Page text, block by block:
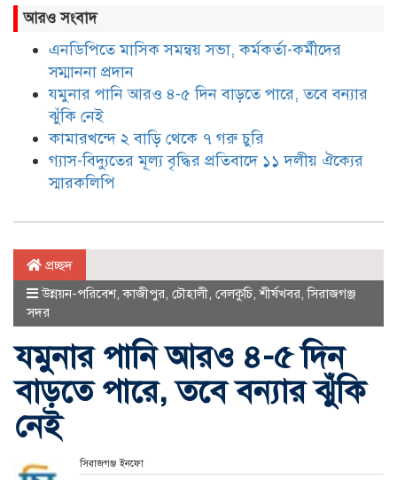
আরও সংবাদ
এনডিপিতে মাসিক সমন্বয় সভা, কর্মকর্তা-কর্মীদের
সম্মাননা প্রদান
যমুনার পানি আরও ৪-৫ দিন বাড়তে পারে, তবে বন্যার
ঝুঁকি নেই
কামারখন্দে ২ বাড়ি থেকে ৭ গরু চুরি
গ্যাস-বিদ্যুতের মূল্য বৃদ্ধির প্রতিবাদে ১১ দলীয় ঐক্যের
স্মারকলিপি
প্রচ্ছদ
উন্নয়ন-পরিবেশ,কাজীপুর, চৌহালী, বেলকুচি,শীর্ষখবর,সিরাজগঞ্জ
সদর
যমুনার পানি আরও ৪-৫ দিন
বাড়তে পারে, তবে বন্যার ঝুঁকি
নেই
সিরাজগঞ্জ ইনফো